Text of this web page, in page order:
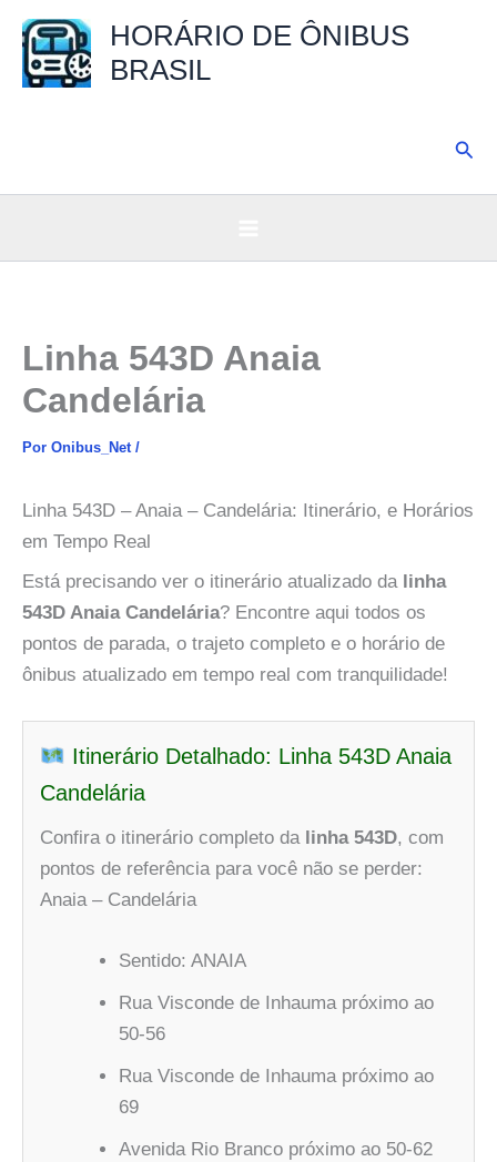
para
HORÁRIO DE ÔNIBUS
BRASIL
Linha 543D Anaia
Candelária
Por Onibus_Net /
Linha 543D – Anaia – Candelária: Itinerário, e Horários
em Tempo Real
Está precisando ver o itinerário atualizado da linha
543D Anaia Candelária? Encontre aqui todos os
pontos de parada, o trajeto completo e o horário de
ônibus atualizado em tempo real com tranquilidade!
Itinerário Detalhado: Linha 543D Anaia
Candelária
Confira o itinerário completo da linha 543D, com
pontos de referência para você não se perder:
Anaia – Candelária
Sentido: ANAIA
Rua Visconde de Inhauma próximo ao
50-56
Rua Visconde de Inhauma próximo ao
69
Avenida Rio Branco próximo ao 50-62